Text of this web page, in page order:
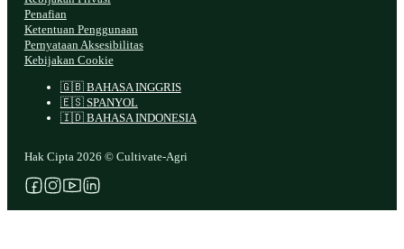
Hak Cipta 2026 © Cultivate-Agri
🇬🇧 BAHASA INGGRIS
🇪🇸 SPANYOL
🇮🇩 BAHASA INDONESIA
Penafian
Ketentuan Penggunaan
Pernyataan Aksesibilitas
Kebijakan Cookie
Ikuti kami di Facebook
Ikuti kami di Instagram
Ikuti kami di YouTube
Ikuti kami di X